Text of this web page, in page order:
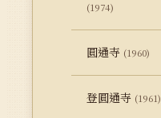
(1974)
圓通寺 (1960)
登圓通寺 (1961)